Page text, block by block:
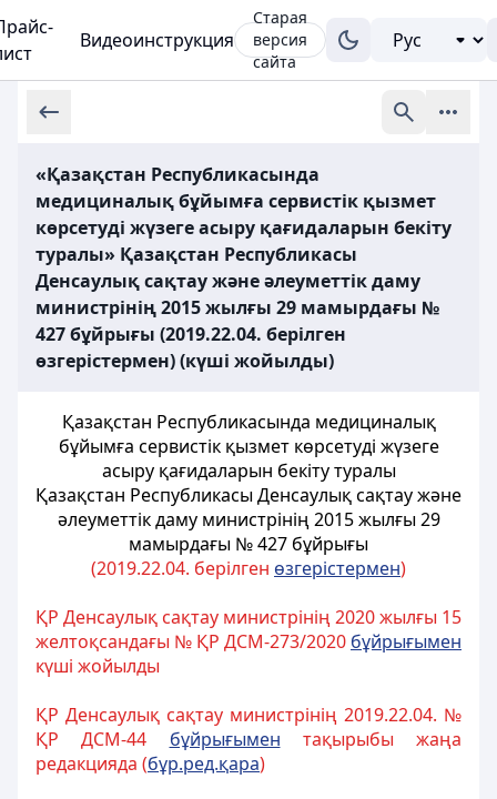
Видеоинструкция
Старая
версия
сайта
«Қазақстан Республикасында
медициналық бұйымға сервистік қызмет
көрсетуді жүзеге асыру қағидаларын бекіту
туралы» Қазақстан Республикасы
Денсаулық сақтау және әлеуметтік даму
министрінің 2015 жылғы 29 мамырдағы №
427 бұйрығы (2019.22.04. берілген
өзгерістермен) (күші жойылды)
Қазақстан Республикасында медициналық
бұйымға сервистік қызмет көрсетуді жүзеге
асыру қағидаларын бекіту туралы
Қазақстан Республикасы Денсаулық сақтау және
әлеуметтік даму министрінің 2015 жылғы 29
мамырдағы № 427 бұйрығы
(2019.22.04. берілген өзгерістермен)
ҚР Денсаулық сақтау министрінің 2020 жылғы 15
желтоқсандағы № ҚР ДСМ-273/2020 бұйрығымен
күші жойылды
ҚР Денсаулық сақтау министрінің 2019.22.04. №
ҚР ДСМ-44 бұйрығымен тақырыбы жаңа
редакцияда (бұр.ред.қара)